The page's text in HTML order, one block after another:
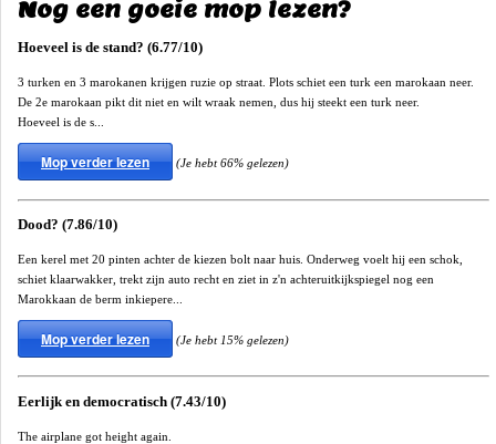
Nog een goeie mop lezen?
Hoeveel is de stand? (6.77/10)
3 turken en 3 marokanen krijgen ruzie op straat. Plots schiet een turk een marokaan neer.
De 2e marokaan pikt dit niet en wilt wraak nemen, dus hij steekt een turk neer.
Hoeveel is de s...
Mop verder lezen (Je hebt 66% gelezen)
Dood? (7.86/10)
Een kerel met 20 pinten achter de kiezen bolt naar huis. Onderweg voelt hij een schok,
schiet klaarwakker, trekt zijn auto recht en ziet in z'n achteruitkijkspiegel nog een
Marokkaan de berm inkiepere...
Mop verder lezen (Je hebt 15% gelezen)
Eerlijk en democratisch (7.43/10)
The airplane got height again.